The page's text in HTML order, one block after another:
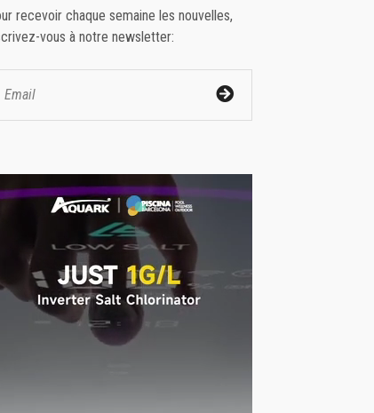
recevoir chaque semaine les nouvelles,
vous à notre newsletter: